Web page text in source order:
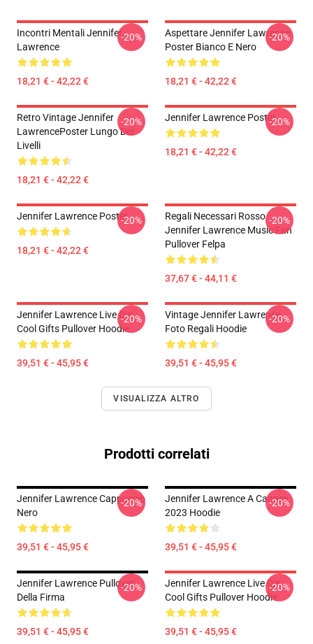
Incontri Mentali Jennifer
Lawrence
18,21 € - 42,22 €
-20%
Aspettare Jennifer Lawrence
Poster Bianco E Nero
18,21 € - 42,22 €
-20%
Retro Vintage Jennifer
LawrencePoster Lungo Dei
Livelli
18,21 € - 42,22 €
-20% Jennifer Lawrence Poster
18,21 € - 42,22 €
-20%
Jennifer Lawrence Poster
18,21 € - 42,22 €
-20%
Regali Necessari Rosso
Jennifer Lawrence Music Fan
Pullover Felpa
37,67 € - 44,11 €
-20%
Jennifer Lawrence Live Die
Cool Gifts Pullover Hoodie
39,51 € - 45,95 €
-20%
Vintage Jennifer Lawrence
Foto Regali Hoodie
39,51 € - 45,95 €
-20%
VISUALIZZA ALTRO
Prodotti correlati
Jennifer Lawrence Cappuccio
Nero
39,51 € - 45,95 €
-20%
Jennifer Lawrence A Cannes
2023 Hoodie
39,51 € - 45,95 €
-20%
Jennifer Lawrence Pullover
Della Firma
39,51 € - 45,95 €
-20%
Jennifer Lawrence Live Die
Cool Gifts Pullover Hoodie
39,51 € - 45,95 €
-20%